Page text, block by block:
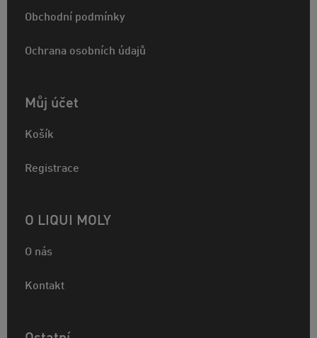
Obchodní podmínky
Ochrana osobních údajů
Můj účet
Košík
Registrace
O LIQUI MOLY
O nás
Kontakt